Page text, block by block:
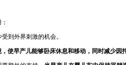
到外界刺激的机会。
使早产儿能够卧床休息和移动，同时减少因